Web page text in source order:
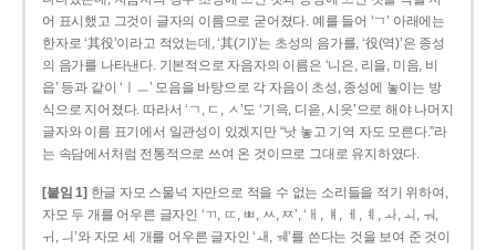
어 표시했고 그것이 글자의 이름으로 굳어졌다. 예를 들어 ‘ㄱ’ 아래에는
한자로 ‘其役’이라고 적었는데, ‘其(기)’는 초성의 음가를, ‘役(역)’은 종성
의 음가를 나타낸다. 기본적으로 자음자의 이름은 ‘니은, 리을, 미음, 비
읍’ 등과 같이 ‘ㅣㅡ’ 모음을 바탕으로 각 자음이 초성, 종성에 놓이는 방
식으로 지어졌다. 따라서 ‘ㄱ, ㄷ, ㅅ’도 ‘기윽, 디읃, 시읏’으로 해야 나머지
글자와 이름 표기에서 일관성이 있겠지만 “낫 놓고 기역 자도 모른다.”라
는 속담에서처럼 전통적으로 쓰여 온 것이므로 그대로 유지하였다.
[붙임 1] 한글 자모 스물넉 자만으로 적을 수 없는 소리들을 적기 위하여,
자모 두 개를 어우른 글자인 ‘ㄲ, ㄸ, ㅃ, ㅆ, ㅉ’, ‘ㅐ, ㅒ, ㅔ, ㅖ, ㅘ, ㅚ, ㅝ,
ㅟ, ㅢ’와 자모 세 개를 어우른 글자인 ‘ㅙ, ㅞ’를 쓴다는 것을 보여 준 것이